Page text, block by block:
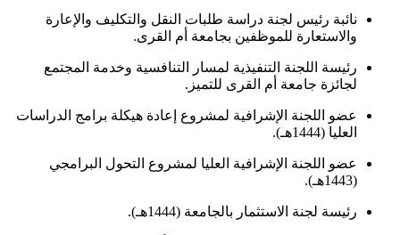
نائبة رئيس لجنة دراسة طلبات النقل والتكليف والإعارة
والاستعارة للموظفين بجامعة أم القرى.
رئيسة اللجنة التنفيذية لمسار التنافسية وخدمة المجتمع
لجائزة جامعة أم القرى للتميز.
عضو اللجنة الإشرافية لمشروع إعادة هيكلة برامج الدراسات
العليا (1444هـ).
عضو اللجنة الإشرافية العليا لمشروع التحول البرامجي
(1443هـ).
رئيسة لجنة الاستثمار بالجامعة (1444هـ).